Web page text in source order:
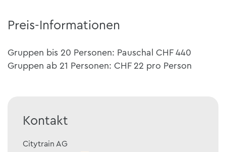
Preis-Informationen
Gruppen bis 20 Personen: Pauschal CHF 440
Gruppen ab 21 Personen: CHF 22 pro Person
Kontakt
Citytrain AG